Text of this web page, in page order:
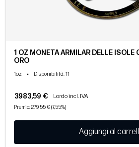
1 OZ MONETA ARMILAR DELLE ISOLE
ORO
1oz • Disponibilità: 11
3983,59 € Lordo incl. IVA
Premio: 279,55 € (7,55%)
Aggiungi al